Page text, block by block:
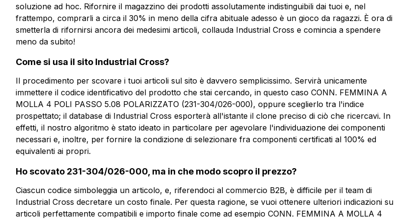
più informazioni?
Azienda
Consenso obbligatorio
Vuoi ricevere maggiori informazioni?
Compila il form per richiedere un preventivo
CFP104-5.08
CONN. FEMMINA A MOLLA 4 POLI PASSO
5.08 POLARIZZATO
Email
Azienda
Consenso obbligatorio
soluzione ad hoc. Rifornire il magazzino dei prodotti assolutamente indistinguibili dai tuoi e, nel
frattempo, comprarli a circa il 30% in meno della cifra abituale adesso è un gioco da ragazzi. È ora di
smetterla di rifornirsi ancora dei medesimi articoli, collauda Industrial Cross e comincia a spendere
meno da subito!
Come si usa il sito Industrial Cross?
Il procedimento per scovare i tuoi articoli sul sito è davvero semplicissimo. Servirà unicamente
immettere il codice identificativo del prodotto che stai cercando, in questo caso CONN. FEMMINA A
MOLLA 4 POLI PASSO 5.08 POLARIZZATO (231-304/026-000), oppure sceglierlo tra l'indice
prospettato; il database di Industrial Cross esporterà all'istante il clone preciso di ciò che ricercavi. In
effetti, il nostro algoritmo è stato ideato in particolare per agevolare l'individuazione dei componenti
necessari e, inoltre, per fornire la condizione di selezionare fra componenti certificati al 100% ed
equivalenti ai propri.
Ho scovato 231-304/026-000, ma in che modo scopro il prezzo?
Ciascun codice simboleggia un articolo, e, riferendoci al commercio B2B, è difficile per il team di
Industrial Cross decretare un costo finale. Per questa ragione, se vuoi ottenere ulteriori indicazioni su
articoli perfettamente compatibili e importo finale come ad esempio CONN. FEMMINA A MOLLA 4